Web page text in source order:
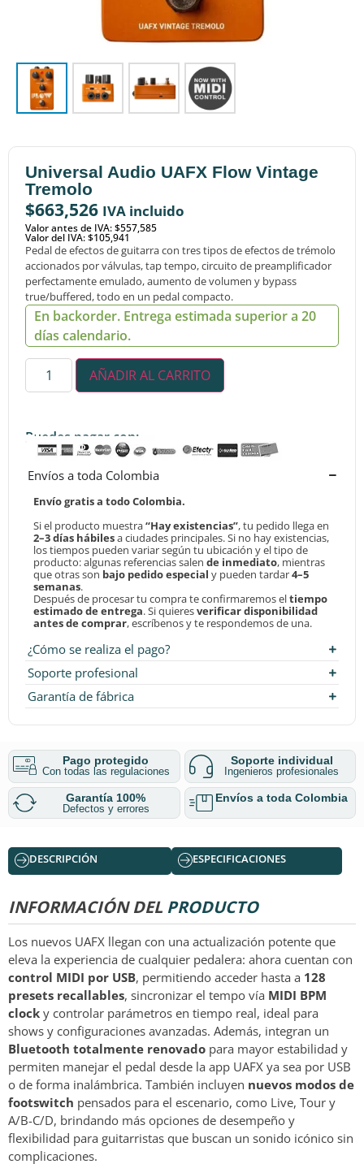
Universal Audio UAFX Flow Vintage
Tremolo
$663,526 IVA incluido
Valor antes de IVA: $557,585
Valor del IVA: $105,941
Pedal de efectos de guitarra con tres tipos de efectos de trémolo
accionados por válvulas, tap tempo, circuito de preamplificador
perfectamente emulado, aumento de volumen y bypass
true/buffered, todo en un pedal compacto.
En backorder. Entrega estimada superior a 20
días calendario.
AÑADIR AL CARRITO
Puedes pagar con:
Envíos a toda Colombia
Envío gratis a todo Colombia.
Si el producto muestra“Hay existencias”, tu pedido llega en
2–3 días hábilesa ciudades principales. Si no hay existencias,
los tiempos pueden variar según tu ubicación y el tipo de
producto: algunas referencias salen de inmediato, mientras
que otras son bajo pedido especial y pueden tardar4–5
semanas.
Después de procesar tu compra te confirmaremos eltiempo
estimado de entrega. Si quieresverificar disponibilidad
antes de comprar, escríbenos y te respondemos de una.
¿Cómo se realiza el pago?
Soporte profesional
Garantía de fábrica
Pago protegido
Con todas las regulaciones
Soporte individual
Ingenieros profesionales
Garantía 100%
Defectos y errores
Envíos a toda Colombia
DESCRIPCIÓN ESPECIFICACIONES
INFORMACIÓN DEL PRODUCTO
Los nuevos UAFX llegan con una actualización potente que
eleva la experiencia de cualquier pedalera: ahora cuentan con
control MIDI por USB, permitiendo acceder hasta a 128
presets recallables, sincronizar el tempo vía MIDI BPM
clock y controlar parámetros en tiempo real, ideal para
shows y configuraciones avanzadas. Además, integran un
Bluetooth totalmente renovado para mayor estabilidad y
permiten manejar el pedal desde la app UAFX ya sea por USB
o de forma inalámbrica. También incluyen nuevos modos de
footswitch pensados para el escenario, como Live, Tour y
A/B-C/D, brindando más opciones de desempeño y
flexibilidad para guitarristas que buscan un sonido icónico sin
complicaciones.